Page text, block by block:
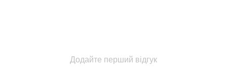
Додайте перший відгук